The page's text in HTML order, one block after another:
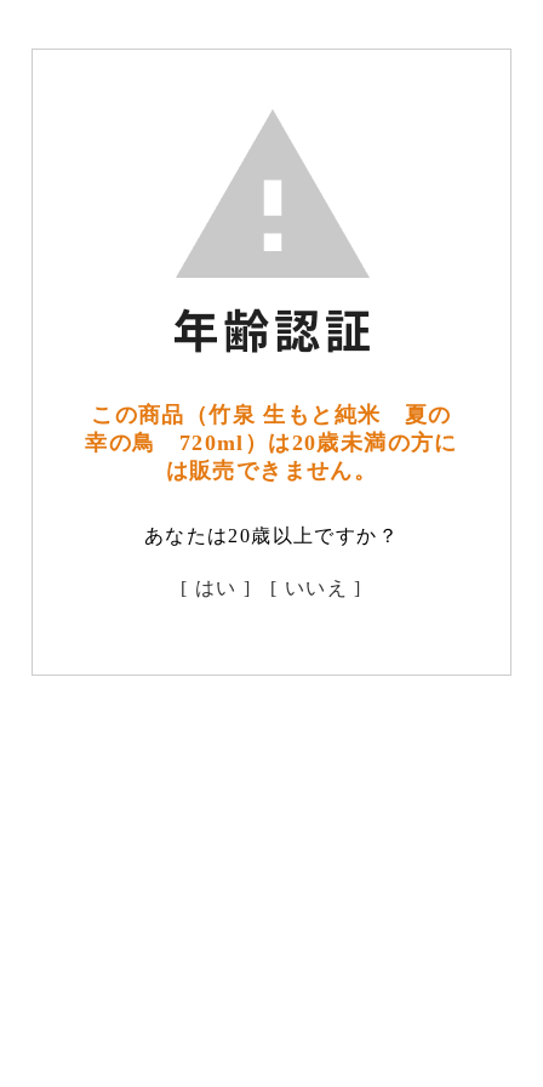
この商品（竹泉 生もと純米 夏の
幸の鳥 720ml）は20歳未満の方に
は販売できません。
あなたは20歳以上ですか？
[ はい ] [ いいえ ]